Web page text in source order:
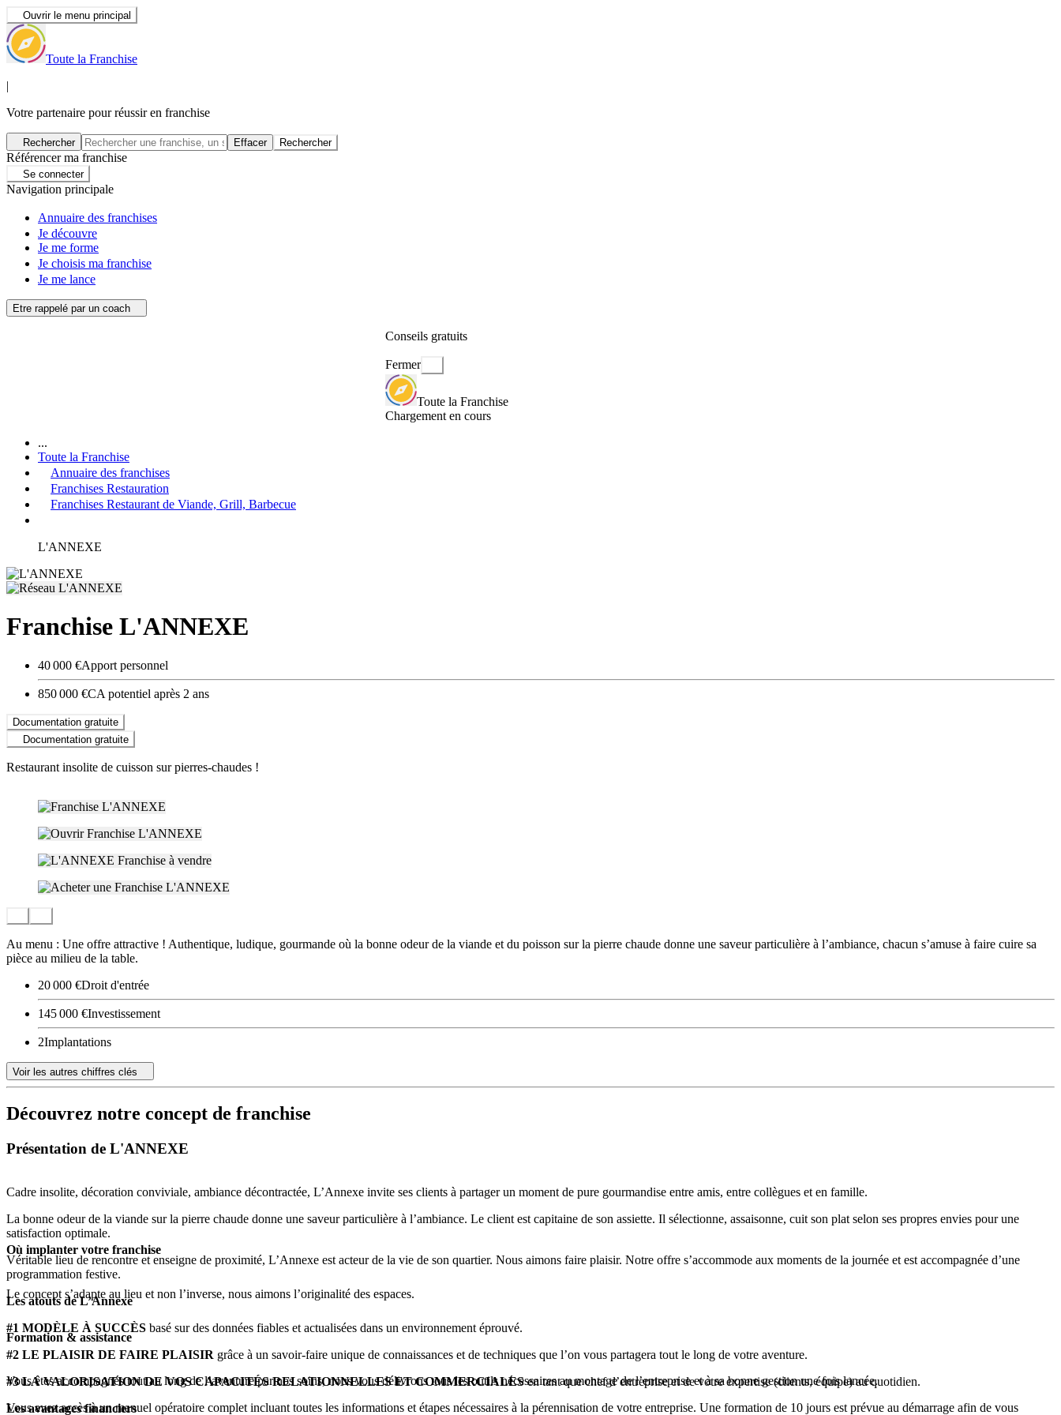
Ouvrir le menu principal
Toute la Franchise
|
Votre partenaire pour réussir en franchise
Rechercher Effacer Rechercher
Référencer ma franchise
Se connecter
Navigation principale
Annuaire des franchises
Je découvre
Je me forme
Je choisis ma franchise
Je me lance
Etre rappelé par un coach
Conseils gratuits
Fermer
Toute la Franchise
Chargement en cours
...
Toute la Franchise
Annuaire des franchises
Franchises Restauration
Franchises Restaurant de Viande, Grill, Barbecue
L'ANNEXE
Franchise L'ANNEXE
40 000 €Apport personnel
850 000 €CA potentiel après 2 ans
Documentation gratuite
Documentation gratuite
Restaurant insolite de cuisson sur pierres-chaudes !
Au menu : Une offre attractive ! Authentique, ludique, gourmande où la bonne odeur de la viande et du poisson sur la pierre chaude donne une saveur particulière à l’ambiance, chacun s’amuse à faire cuire sa
pièce au milieu de la table.
20 000 €Droit d'entrée
145 000 €Investissement
2Implantations
Voir les autres chiffres clés
Découvrez notre concept de franchise
Présentation de L'ANNEXE
Cadre insolite, décoration conviviale, ambiance décontractée, L’Annexe invite ses clients à partager un moment de pure gourmandise entre amis, entre collègues et en famille.
La bonne odeur de la viande sur la pierre chaude donne une saveur particulière à l’ambiance. Le client est capitaine de son assiette. Il sélectionne, assaisonne, cuit son plat selon ses propres envies pour une
satisfaction optimale.
Véritable lieu de rencontre et enseigne de proximité, L’Annexe est acteur de la vie de son quartier. Nous aimons faire plaisir. Notre offre s’accommode aux moments de la journée et est accompagnée d’une
programmation festive.
Les atouts de L’Annexe
#1 MODÈLE À SUCCÈS basé sur des données fiables et actualisées dans un environnement éprouvé.
#2 LE PLAISIR DE FAIRE PLAISIR grâce à un savoir-faire unique de connaissances et de techniques que l’on vous partagera tout le long de votre aventure.
#3 LA VALORISATION DE VOS CAPACITÉS RELATIONNELLES ET COMMERCIALESen tant que chef d’entreprise et de votre expertise (clients, équipe) au quotidien.
Les avantages financiers
Où implanter votre franchise
Le concept s’adapte au lieu et non l’inverse, nous aimons l’originalité des espaces.
Formation & assistance
Vous êtes accompagnés tout au long de l’aventure par nos soins, nous vous délivrons tous les outils nécessaires au montage de l’entreprise et à sa bonne gestion une fois lancée.
Vous avez accès à un manuel opératoire complet incluant toutes les informations et étapes nécessaires à la pérennisation de votre entreprise. Une formation de 10 jours est prévue au démarrage afin de vous